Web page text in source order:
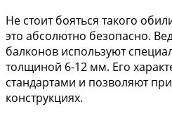
Не стоит бояться такого
это абсолютно безопасно.
балконов используют
толщиной 6-12 мм. Его
стандартами и позволяют
конструкциях.